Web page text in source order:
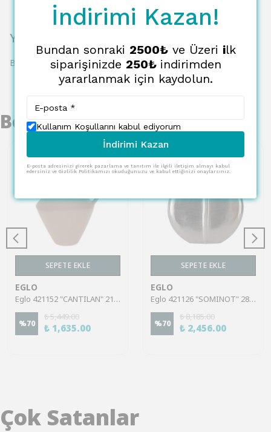
Yorumlar
Bu ürün için henüz yorum yapılmamış.
Benzer Ürünler
SEPETE EKLE
EGLO
Eglo 421152 "CANTILAN" 21,5 Cm Yüksekliğinde Kum Rengi Metal Vazo
%70
₺ 5,449.00
₺ 1,635.00
SEPETE EKLE
EGLO
Eglo 421126 "SOMINOT" 28,5 Cm Yüksekliğinde Nikel Metal Vazo
%70
₺ 8,185.00
₺ 2,456.00
Çok Satanlar
İndirimi Kazan!
Bundan sonraki 2500₺ve Üzeri ilk
siparişinizde 250₺ indirimden
yararlanmak için kaydolun.
Kullanım Koşullarını kabul ediyorum
İndirimi Kazan
E-posta adresinizi girerek pazarlama ve tanıtım ile ilgili iletişim almayı kabul
edersiniz ve Gizlilik Politikamızı okuduğunuzu ve kabul ettiğinizi onaylarsınız.